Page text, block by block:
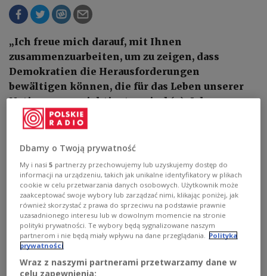
„Ich freue mich darauf, mit Ihnen
zusammenzuarbeiten, um zu zeigen, dass
Demokratien die Herausforderungen
bewältigen können, die für das Leben unserer
Nationen am wichtigsten sind (...). Ich
versichere Ihnen, dass die Vereinigten Staaten
weiterhin an der Seite Polens stehen werden
und das Vordringen des Autoritarismus in
Europa bekämpfen werden”, schrieb US-
Präsident Joe Biden in einem
Glückwunschschreiben an Premierminister
Donald Tusk.
Dbamy o Twoją prywatność
My i nasi5 partnerzy przechowujemy lub uzyskujemy dostęp do
informacji na urządzeniu, takich jak unikalne identyfikatory w plikach
cookie w celu przetwarzania danych osobowych. Użytkownik może
zaakceptować swoje wybory lub zarządzać nimi, klikając poniżej, jak
również skorzystać z prawa do sprzeciwu na podstawie prawnie
uzasadnionego interesu lub w dowolnym momencie na stronie
polityki prywatności. Te wybory będą sygnalizowane naszym
partnerom i nie będą miały wpływu na dane przeglądania. Polityka
prywatności
Wraz z naszymi partnerami przetwarzamy dane w
celu zapewnienia: